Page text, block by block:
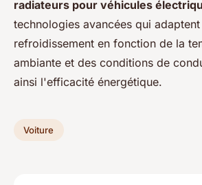
radiateurs pour véhicules
technologies avancées qui
refroidissement en fonction de la
ambiante et des conditions de
ainsi l'efficacité énergétique.
Voiture